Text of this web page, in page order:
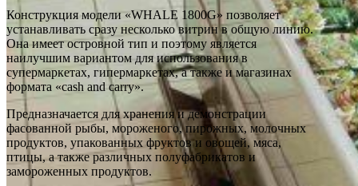
Конструкция модели «WHALE 1800G» позволяет
устанавливать сразу несколько витрин в общую линию.
Она имеет островной тип и поэтому является
наилучшим вариантом для использования в
супермаркетах, гипермаркетах, а также и магазинах
формата «сash and сarry».
Предназначается для хранения и демонстрации
фасованной рыбы, мороженого, пирожных, молочных
продуктов, упакованных фруктов и овощей, мяса,
птицы, а также различных полуфабрикатов и
замороженных продуктов.